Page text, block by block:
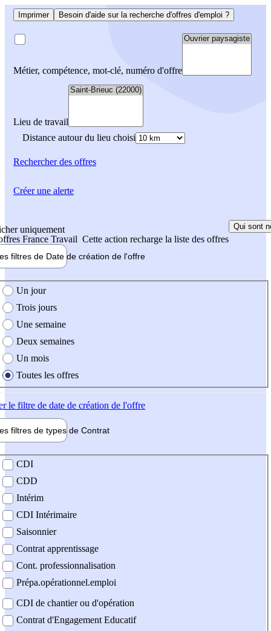
Imprimer Besoin d'aide sur la recherche d'offres d'emploi ?
Métier, compétence, mot-clé, numéro d'offre
Lieu de travail
Distance autour du lieu choisi
Rechercherdes offres
uniquement
France Travail Cette action recharge la liste des offres
Qui sont
filtres de Date de création de l'offre
création de l'offre
Un jour
Trois jours
Une semaine
Deux semaines
Un mois
Toutes les offres
le filtre de date de création de l'offre
filtres de types de Contrat
contrat
CDI
CDD
Intérim
CDI Intérimaire
Saisonnier
Contrat apprentissage
Cont. professionnalisation
Prépa.opérationnel.emploi
CDI de chantier ou d'opération
Contrat d'Engagement Educatif
Créer une alerte